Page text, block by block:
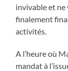
invivable et
finalement
activités.
A l’heure où
mandat à